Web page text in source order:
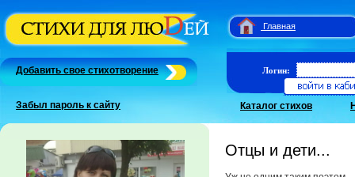
Главная
Добавить свое стихотворение
Забыл пароль к сайту
Логин:
Каталог стихов
Отцы и дети...